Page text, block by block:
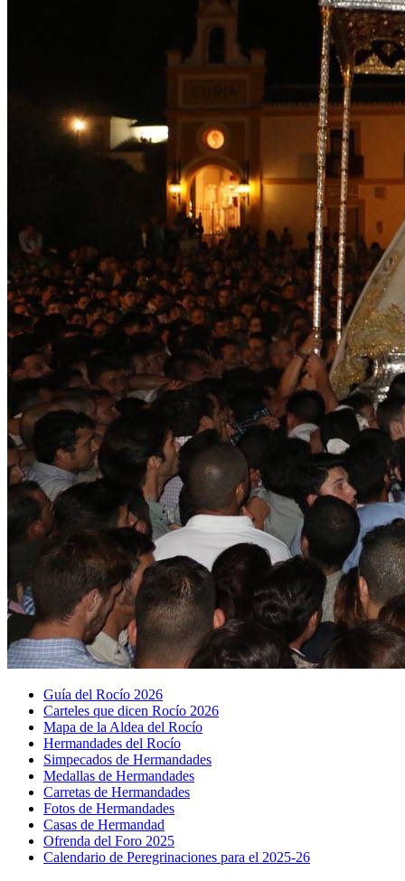
Guía del Rocío 2026
Carteles que dicen Rocío 2026
Mapa de la Aldea del Rocío
Hermandades del Rocío
Simpecados de Hermandades
Medallas de Hermandades
Carretas de Hermandades
Fotos de Hermandades
Casas de Hermandad
Ofrenda del Foro 2025
Calendario de Peregrinaciones para el 2025-26